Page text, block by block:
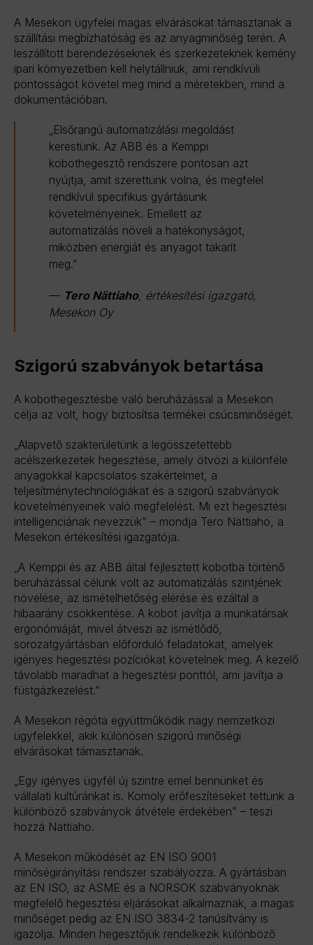
A Mesekon ügyfelei magas elvárásokat támasztanak a
szállítási megbízhatóság és az anyagminőség terén. A
leszállított berendezéseknek és szerkezeteknek kemény
ipari környezetben kell helytállniuk, ami rendkívüli
pontosságot követel meg mind a méretekben, mind a
dokumentációban.
„Elsőrangú automatizálási megoldást
kerestünk. Az ABB és a Kemppi
kobothegesztő rendszere pontosan azt
nyújtja, amit szerettünk volna, és megfelel
rendkívül specifikus gyártásunk
követelményeinek. Emellett az
automatizálás növeli a hatékonyságot,
miközben energiát és anyagot takarít
meg.”
— Tero Nättiaho, értékesítési igazgató,
Mesekon Oy
Szigorú szabványok betartása
A kobothegesztésbe való beruházással a Mesekon
célja az volt, hogy biztosítsa termékei csúcsminőségét.
„Alapvető szakterületünk a legösszetettebb
acélszerkezetek hegesztése, amely ötvözi a különféle
anyagokkal kapcsolatos szakértelmet, a
teljesítménytechnológiákat és a szigorú szabványok
követelményeinek való megfelelést. Mi ezt hegesztési
intelligenciának nevezzük” – mondja Tero Nättiaho, a
Mesekon értékesítési igazgatója.
„A Kemppi és az ABB által fejlesztett kobotba történő
beruházással célunk volt az automatizálás szintjének
növelése, az ismételhetőség elérése és ezáltal a
hibaarány csökkentése. A kobot javítja a munkatársak
ergonómiáját, mivel átveszi az ismétlődő,
sorozatgyártásban előforduló feladatokat, amelyek
igényes hegesztési pozíciókat követelnek meg. A kezelő
távolabb maradhat a hegesztési ponttól, ami javítja a
füstgázkezelést.”
A Mesekon régóta együttműködik nagy nemzetközi
ügyfelekkel, akik különösen szigorú minőségi
elvárásokat támasztanak.
„Egy igényes ügyfél új szintre emel bennünket és
vállalati kultúránkat is. Komoly erőfeszítéseket tettünk a
különböző szabványok átvétele érdekében” – teszi
hozzá Nättiaho.
A Mesekon működését az EN ISO 9001
minőségirányítási rendszer szabályozza. A gyártásban
az EN ISO, az ASME és a NORSOK szabványoknak
megfelelő hegesztési eljárásokat alkalmaznak, a magas
minőséget pedig az EN ISO 3834-2 tanúsítvány is
igazolja. Minden hegesztőjük rendelkezik különböző